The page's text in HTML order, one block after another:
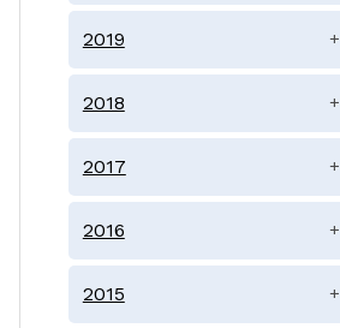
2019 +
2018 +
2017 +
2016 +
2015 +